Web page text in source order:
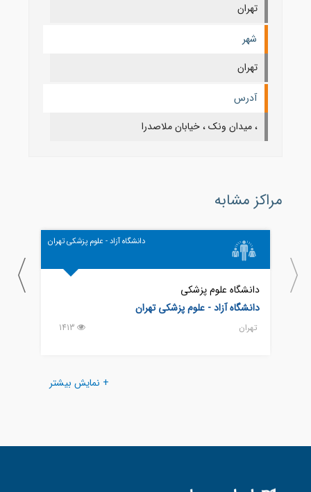
تهران
شهر
تهران
آدرس
، میدان ونک ، خیابان ملاصدرا
مراکز مشابه
دانشگاه آزاد - علوم پزشکی تهران
دانشگاه علوم پزشکی
دانشگاه آزاد - علوم پزشکی تهران
تهران 1413
+ نمایش بیشتر